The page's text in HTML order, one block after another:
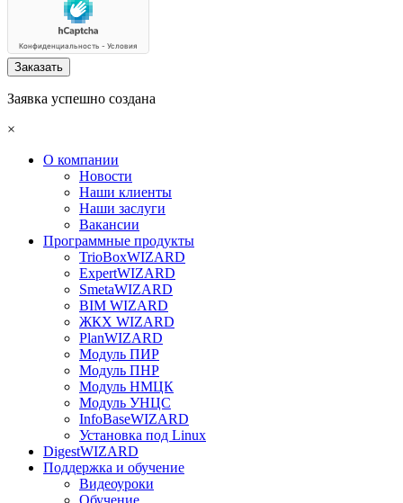
Заказать
Заявка успешно создана
×
О компании
Новости
Наши клиенты
Наши заслуги
Вакансии
Программные продукты
TrioBoxWIZARD
ExpertWIZARD
SmetaWIZARD
BIM WIZARD
ЖКХ WIZARD
PlanWIZARD
Модуль ПИР
Модуль ПНР
Модуль НМЦК
Модуль УНЦС
InfoBaseWIZARD
Установка под Linux
DigestWIZARD
Поддержка и обучение
Видеоуроки
Обучение